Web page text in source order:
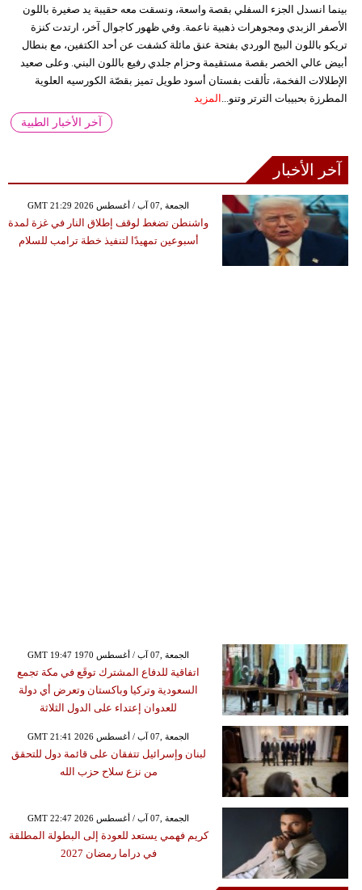
بينما انسدل الجزء السفلي بقصة واسعة، ونسقت معه حقيبة يد صغيرة باللون
الأصفر الزبدي ومجوهرات ذهبية ناعمة. وفي ظهور كاجوال آخر، ارتدت كنزة
تريكو باللون البيج الوردي بفتحة عنق مائلة كشفت عن أحد الكتفين، مع بنطال
أبيض عالي الخصر بقصة مستقيمة وحزام جلدي رفيع باللون البني. وعلى صعيد
الإطلالات الفخمة، تألقت بفستان أسود طويل تميز بقصّة الكورسيه العلوية
المطرزة بحبيبات الترتر وتنو... المزيد
آخر الأخبار الطبية
آخر الأخبار
GMT 21:29 2026 الجمعة ,07 آب / أغسطس
واشنطن تضغط لوقف إطلاق النار في غزة لمدة
أسبوعين تمهيدًا لتنفيذ خطة ترامب للسلام
GMT 19:47 1970 الجمعة ,07 آب / أغسطس
اتفاقية للدفاع المشترك توقَع في مكة تجمع
السعودية وتركيا وباكستان وتعرض أي دولة
للعدوان إعتداء على الدول الثلاثة
GMT 21:41 2026 الجمعة ,07 آب / أغسطس
لبنان وإسرائيل تتفقان على قائمة دول للتحقق
من نزع سلاح حزب الله
GMT 22:47 2026 الجمعة ,07 آب / أغسطس
كريم فهمي يستعد للعودة إلى البطولة المطلقة
في دراما رمضان 2027